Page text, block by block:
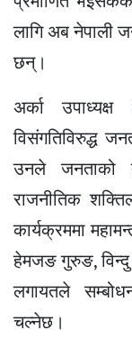
लागि अब नेपाली
छन्।
अर्का
विसंगतिविरुद्ध
उनले जनताको
राजनीतिक
कार्यक्रममा
हेमजङ गुरुङ, विन्दु
लगायतले
चल्नेछ।